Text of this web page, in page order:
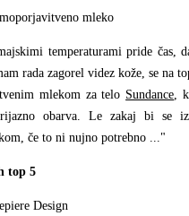
mleko
temperaturami pride čas,
rada zagorel videz kože, se na
mlekom za telo Sundance,
obarva. Le zakaj bi se
če to ni nujno potrebno ..."
top 5
Design